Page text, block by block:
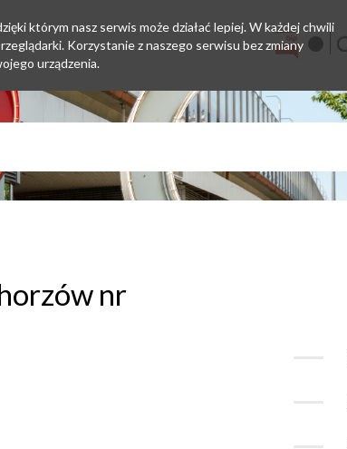
nr
którym nasz serwis może działać lepiej. W każdej chwili
Korzystanie z naszego serwisu bez zmiany
urządzenia.